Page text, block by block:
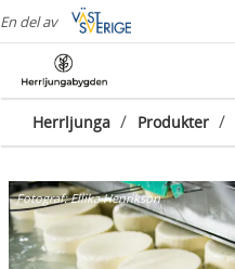
En del av
Herrljunga / Produkter /
Fotograf:Ellika Henrikson